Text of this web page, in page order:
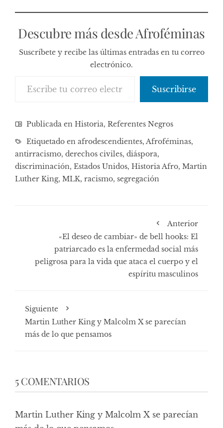
Descubre más desde Afroféminas
Suscríbete y recibe las últimas entradas en tu correo
electrónico.
Suscribirse
Publicada en Historia, Referentes Negros
Etiquetado en afrodescendientes, Afroféminas,
antirracismo, derechos civiles, diáspora,
discriminación, Estados Unidos, Historia Afro, Martin
Luther King, MLK, racismo, segregación
Anterior
«El deseo de cambiar» de bell hooks: El
patriarcado es la enfermedad social más
peligrosa para la vida que ataca el cuerpo y el
espíritu masculinos
Siguiente
Martin Luther King y Malcolm X se parecían
más de lo que pensamos
5 COMENTARIOS
Martin Luther King y Malcolm X se parecían